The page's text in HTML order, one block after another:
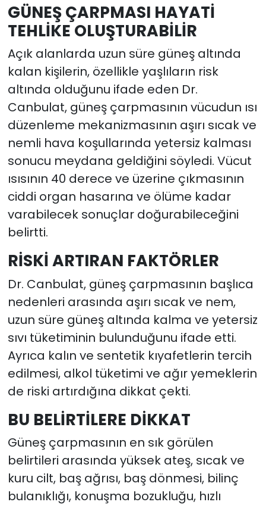
GÜNEŞ ÇARPMASI HAYATİ
TEHLİKE OLUŞTURABİLİR
Açık alanlarda uzun süre güneş altında
kalan kişilerin, özellikle yaşlıların risk
altında olduğunu ifade eden Dr.
Canbulat, güneş çarpmasının vücudun ısı
düzenleme mekanizmasının aşırı sıcak ve
nemli hava koşullarında yetersiz kalması
sonucu meydana geldiğini söyledi. Vücut
ısısının 40 derece ve üzerine çıkmasının
ciddi organ hasarına ve ölüme kadar
varabilecek sonuçlar doğurabileceğini
belirtti.
RİSKİ ARTIRAN FAKTÖRLER
Dr. Canbulat, güneş çarpmasının başlıca
nedenleri arasında aşırı sıcak ve nem,
uzun süre güneş altında kalma ve yetersiz
sıvı tüketiminin bulunduğunu ifade etti.
Ayrıca kalın ve sentetik kıyafetlerin tercih
edilmesi, alkol tüketimi ve ağır yemeklerin
de riski artırdığına dikkat çekti.
BU BELİRTİLERE DİKKAT
Güneş çarpmasının en sık görülen
belirtileri arasında yüksek ateş, sıcak ve
kuru cilt, baş ağrısı, baş dönmesi, bilinç
bulanıklığı, konuşma bozukluğu, hızlı